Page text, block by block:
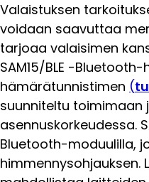
Valaistuksen
voidaan saavuttaa
tarjoaa valaisimen
SAM15/BLE -
hämärätunnistimen (
suunniteltu toimimaan
asennuskorkeudessa.
Bluetooth-moduulilla,
himmennysohjauksen.